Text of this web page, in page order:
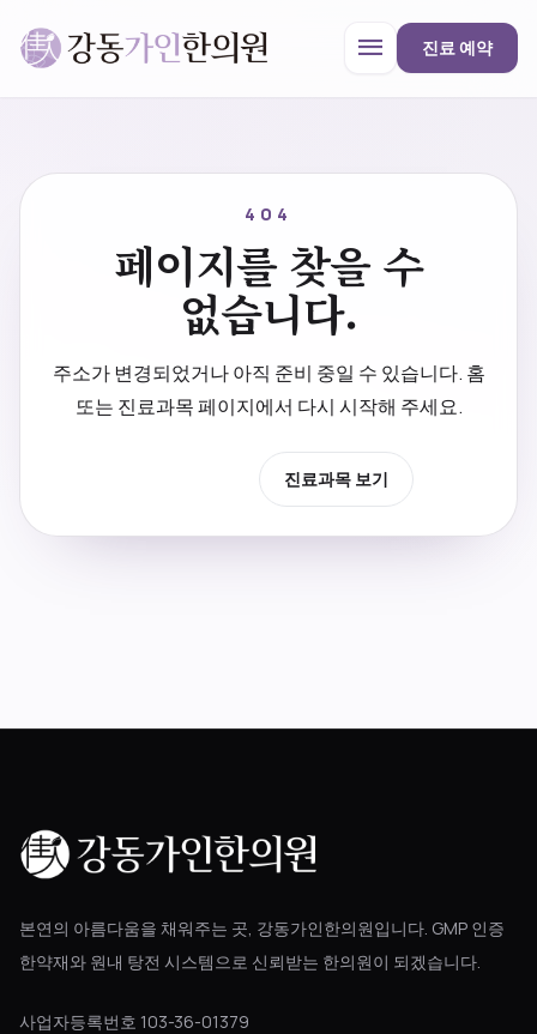
menu 진료 예약
한의원 안내
진료과목
404
페이지를 찾을 수
없습니다.
주소가 변경되었거나 아직 준비 중일 수 있습니다. 홈
또는 진료과목 페이지에서 다시 시작해 주세요.
진료과목 보기
본연의 아름다움을 채워주는 곳, 강동가인한의원입니다. GMP 인증
한약재와 원내 탕전 시스템으로 신뢰받는 한의원이 되겠습니다.
사업자등록번호 103-36-01379